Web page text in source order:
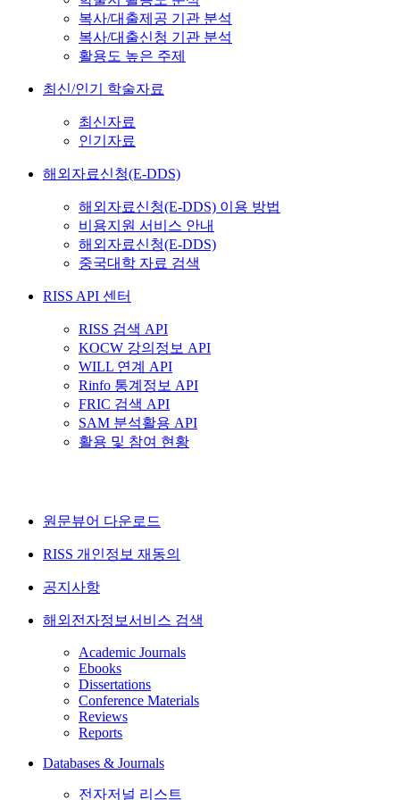
복사/대출제공 기관 분석
복사/대출신청 기관 분석
활용도 높은 주제
최신/인기 학술자료
최신자료
인기자료
해외자료신청(E-DDS)
해외자료신청(E-DDS) 이용 방법
비용지원 서비스 안내
해외자료신청(E-DDS)
중국대학 자료 검색
RISS API 센터
RISS 검색 API
KOCW 강의정보 API
WILL 연계 API
Rinfo 통계정보 API
FRIC 검색 API
SAM 분석활용 API
활용 및 참여 현황
원문뷰어 다운로드
RISS 개인정보 재동의
공지사항
해외전자정보서비스 검색
Academic Journals
Ebooks
Dissertations
Conference Materials
Reviews
Reports
Databases & Journals
전자저널 리스트